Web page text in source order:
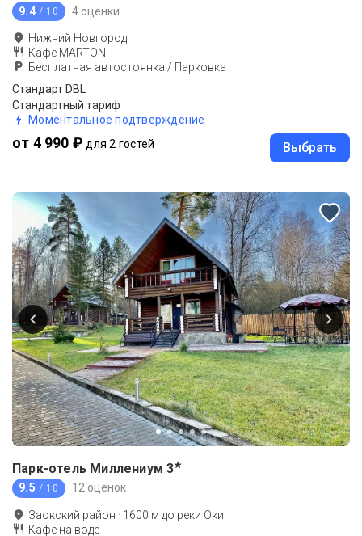
9.4 / 10 4 оценки
Нижний Новгород
Кафе MARTON
Бесплатная автостоянка / Парковка
Стандарт DBL
Стандартный тариф
Моментальное подтверждение
от 4 990 ₽ для 2 гостей Выбрать
Парк-отель Миллениум 3★
9.5 / 10 12 оценок
Заокский район · 1600 м до реки Оки
Кафе на воде